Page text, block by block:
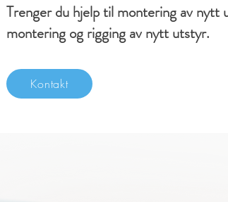
Trenger du hjelp til montering av nytt
montering og rigging av nytt utstyr.
Kontakt